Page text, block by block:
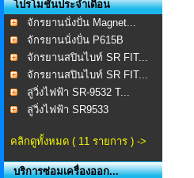
โปรโมชั่นประจำเดือน
จักรยานนั่งปั่น Magnet...
จักรยานนั่งปั่น P615B
จักรยานสปินไบท์ SR FIT...
จักรยานสปินไบท์ SR FIT...
ลู่วิ่งไฟฟ้า SR-9532 T...
ลู่วิ่งไฟฟ้า SR9533
คลิกดูทั้งหมด ( 11 รายการ ) ->
บริการซ่อมเครื่องออก...